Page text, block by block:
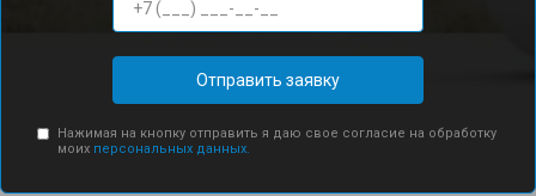
Отправить заявку
Нажимая на кнопку отправить я даю свое согласие на обработку
моих персональных данных.